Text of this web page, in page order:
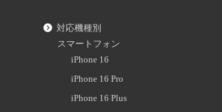
対応機種別
スマートフォン
iPhone 16
iPhone 16 Pro
iPhone 16 Plus